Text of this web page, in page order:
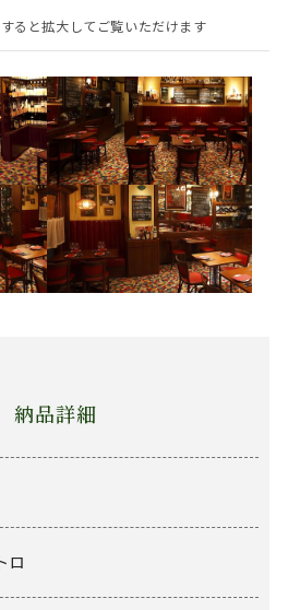
ると拡大してご覧いただけます
納品詳細
ロ